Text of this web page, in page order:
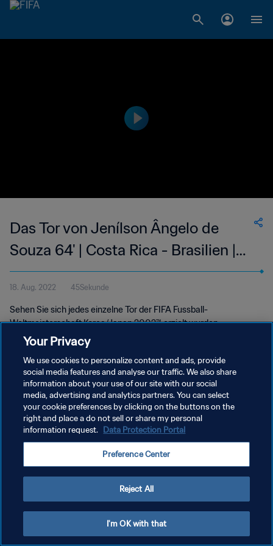
Das Tor von Jenílson Ângelo de
Souza 64' | Costa Rica - Brasilien |
FIFA Fussball-Weltmeisterschaft
Korea/Japan 2002™
18. Aug. 2022 45Sekunde
Sehen Sie sich jedes einzelne Tor der FIFA Fussball-
Weltmeisterschaft Korea/Japan 2002™ erzielt wurden.
DATENSCHUTZ
NUTZUNGSBEDINGUNGEN
COOKIE-EINSTELLUNGEN VERWALTEN
Your Privacy
We use cookies to personalize content and ads, provide
social media features and analyse our traffic. We also share
information about your use of our site with our social
media, advertising and analytics partners. You can select
your cookie preferences by clicking on the buttons on the
right and place a do not sell or share my personal
information request. Data Protection Portal
Preference Center
Reject All
I'm OK with that